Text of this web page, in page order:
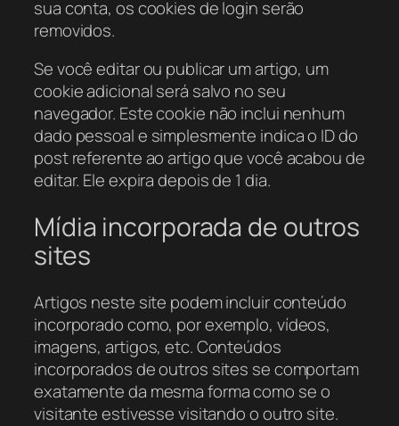
sua conta, os cookies de login serão
removidos.
Se você editar ou publicar um artigo, um
cookie adicional será salvo no seu
navegador. Este cookie não inclui nenhum
dado pessoal e simplesmente indica o ID do
post referente ao artigo que você acabou de
editar. Ele expira depois de 1 dia.
Mídia incorporada de outros
sites
Artigos neste site podem incluir conteúdo
incorporado como, por exemplo, vídeos,
imagens, artigos, etc. Conteúdos
incorporados de outros sites se comportam
exatamente da mesma forma como se o
visitante estivesse visitando o outro site.